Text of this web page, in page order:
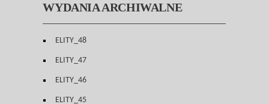
WYDANIA ARCHIWALNE
ELITY_48
ELITY_47
ELITY_46
ELITY_45